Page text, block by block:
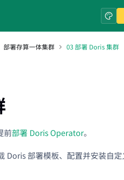
部署存算一体集群 03 部署 Doris 集群
前部署 Doris Operator。
Doris 部署模板、配置并安装自